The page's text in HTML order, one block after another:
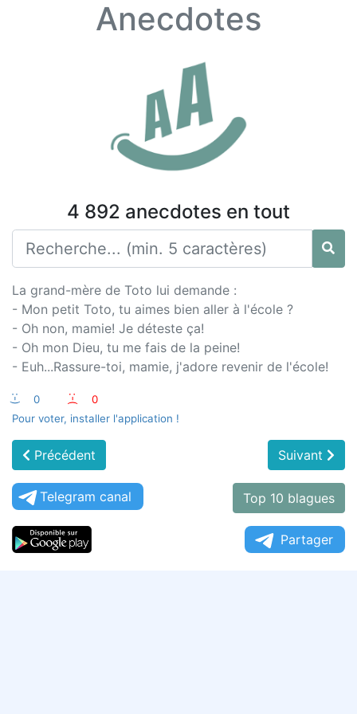
Anecdotes
4 892 anecdotes en tout
La grand-mère de Toto lui demande :
- Mon petit Toto, tu aimes bien aller à l'école ?
- Oh non, mamie! Je déteste ça!
- Oh mon Dieu, tu me fais de la peine!
- Euh...Rassure-toi, mamie, j'adore revenir de l'école!
:-) 0 :-(
0
Pour voter, installer l'application !
Précédent Suivant
Telegram canal Top 10 blagues
Partager